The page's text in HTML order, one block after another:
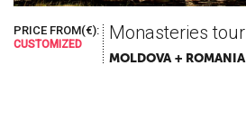
PRICE FROM(€):
CUSTOMIZED
Monasteries tour
MOLDOVA + ROMANIA